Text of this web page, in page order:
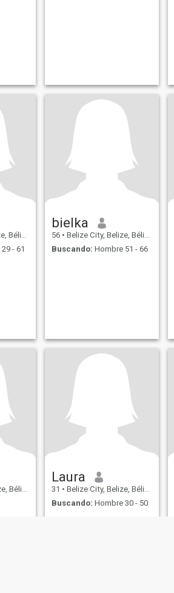
Bélize
- 61
bielka
56 • Belize City, Belize, Bélize
Buscando: Hombre 51 - 66
Bélize
Laura
31 • Belize City, Belize, Bélize
Buscando: Hombre 30 - 50